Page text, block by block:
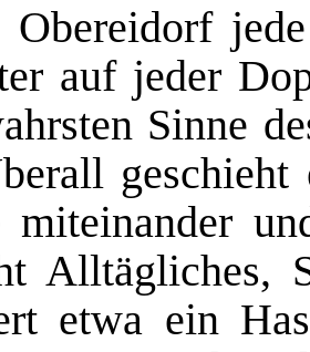
Obereidorf
auf jeder
Sinne
miteinander
Alltägliches,
etwa ein